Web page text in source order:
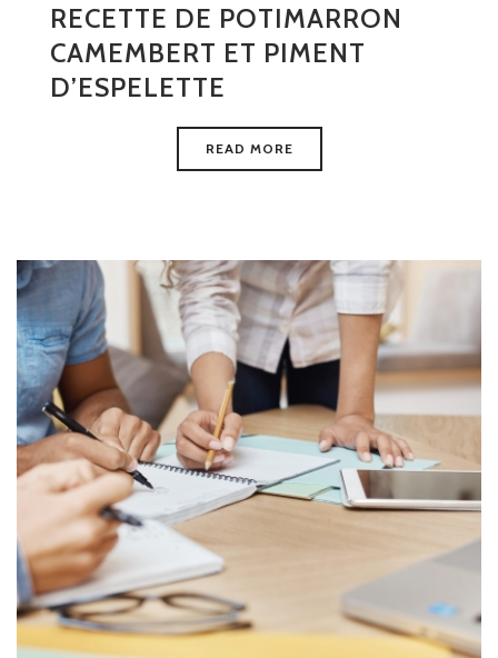
RECETTE DE POTIMARRON
CAMEMBERT ET PIMENT
D’ESPELETTE
READ MORE